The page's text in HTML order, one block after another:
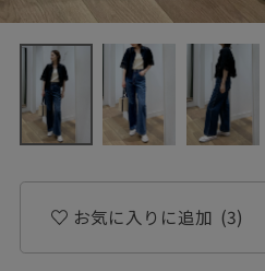
お気に入りに追加 (3)